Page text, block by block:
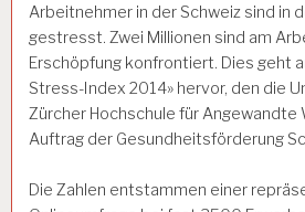
Arbeitnehmer in der Schweiz sind in
gestresst. Zwei Millionen sind am
Erschöpfung konfrontiert. Dies geht
Stress-Index 2014» hervor, den die
Zürcher Hochschule für
Auftrag der Gesundheitsförderung
Die Zahlen entstammen einer